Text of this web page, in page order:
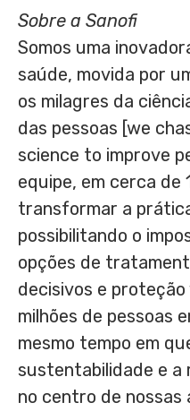
Sobre a Sanofi
Somos uma
saúde, movida por
os milagres da
das pessoas [we
science to improve
equipe, em cerca de
transformar a
possibilitando o
opções de
decisivos e proteção
milhões de pessoas
mesmo tempo em
sustentabilidade e a
no centro de nossas